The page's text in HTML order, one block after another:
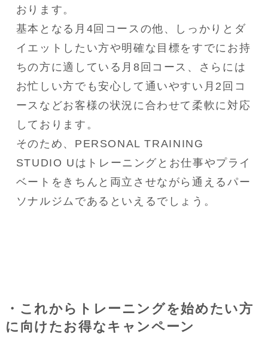
おります。
基本となる月4回コースの他、しっかりとダ
イエットしたい方や明確な目標をすでにお持
ちの方に適している月8回コース、さらには
お忙しい方でも安心して通いやすい月2回コ
ースなどお客様の状況に合わせて柔軟に対応
しております。
そのため、PERSONAL TRAINING
STUDIO Uはトレーニングとお仕事やプライ
ベートをきちんと両立させながら通えるパー
ソナルジムであるといえるでしょう。
・これからトレーニングを始めたい方
に向けたお得なキャンペーン